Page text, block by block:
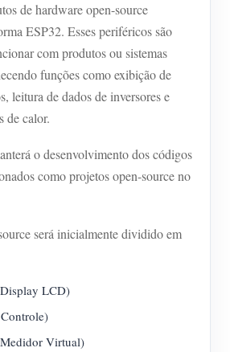
energia do sistema solar fotovoltaico
consumo de eletricidade
controle de aquecedor FV
residencial
do produto
contribuidores
IAMMETER
de hardware open-source
ESP32. Esses periféricos são
com produtos ou sistemas
funções como exibição de
leitura de dados de inversores e
de calor.
o desenvolvimento dos códigos
como projetos open-source no
será inicialmente dividido em
LCD)
Virtual)